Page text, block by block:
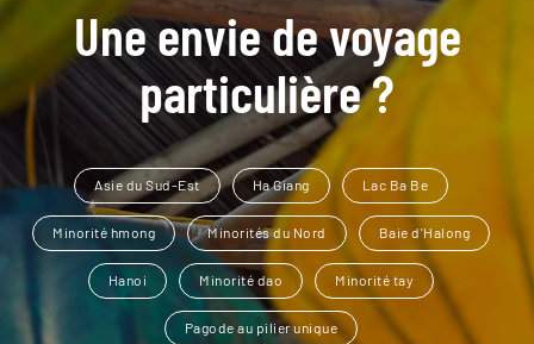
Une envie de voyage
particulière ?
Asie du Sud-Est Ha Giang Lac Ba Be
Minorité hmong Minorités du Nord Baie d'Halong
Hanoi Minorité dao Minorité tay
Pagode au pilier unique